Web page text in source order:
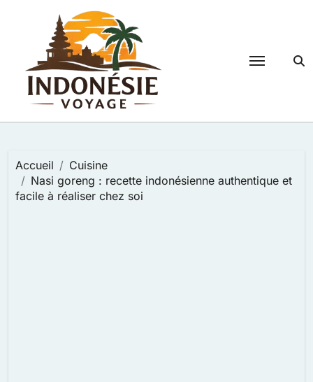
Accueil
Cuisine
Nasi goreng : recette indonésienne authentique et
facile à réaliser chez soi